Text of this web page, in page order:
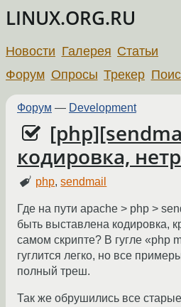
LINUX.ORG.RU
Новости Галерея Статьи
Форум Опросы Трекер
Форум — Development
кодировка,
php,sendmail
Где на пути apache > php >
быть выставлена кодировка,
самом скрипте? В гугле «php
гуглится легко, но все
полный треш.
Так же обрушились все